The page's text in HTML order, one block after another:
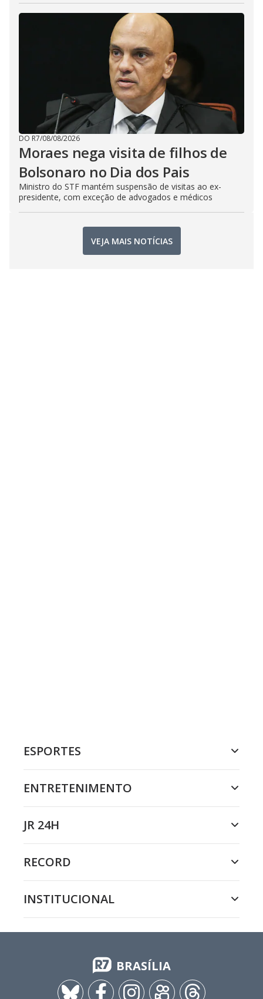
DO R7/08/08/2026
Moraes nega visita de filhos de
Bolsonaro no Dia dos Pais
Ministro do STF mantém suspensão de visitas ao ex-
presidente, com exceção de advogados e médicos
VEJA MAIS NOTÍCIAS
ESPORTES
ENTRETENIMENTO
JR 24H
RECORD
INSTITUCIONAL
BRASÍLIA